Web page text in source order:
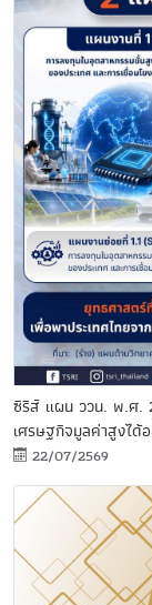
ซีรีส์ แผน ววน. พ.ศ.
เศรษฐกิจมูลค่าสูงได้อ
22/07/2569